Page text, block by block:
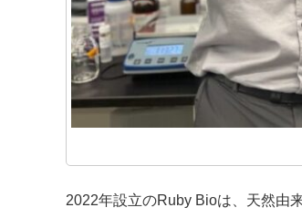
2022年設立のRuby Bioは、天然由